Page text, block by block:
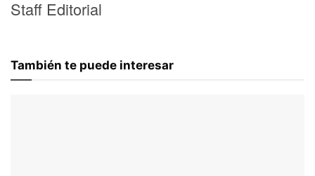
Staff Editorial
También te puede interesar